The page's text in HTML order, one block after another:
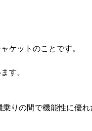
ケットのことです。
す。
りの間で機能性に優れ